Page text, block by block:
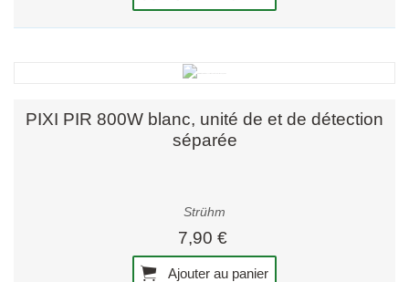
PIXI PIR 800W blanc, unité de et de détection
séparée
Strühm
7,90 €
Ajouter au panier